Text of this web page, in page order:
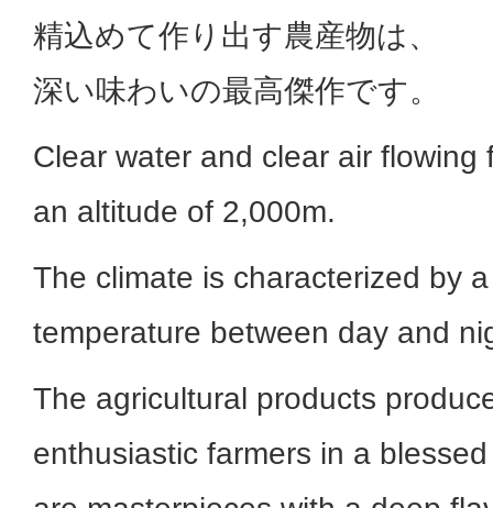
精込めて作り出す農産物は、
深い味わいの最高傑作です。
Clear water and clear air flowing
an altitude of 2,000m.
The climate is characterized by
temperature between day and
The agricultural products
enthusiastic farmers in a